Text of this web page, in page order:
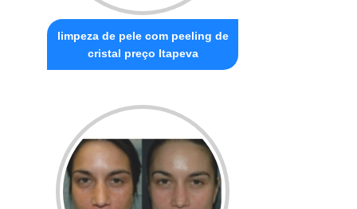
limpeza de pele com peeling de
cristal preço Itapeva